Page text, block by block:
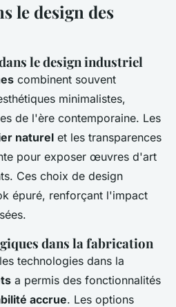
le design des
le design industriel
combinent souvent
minimalistes,
de l'ère contemporaine. Les
naturel et les transparences
pour exposer œuvres d'art
Ces choix de design
épuré, renforçant l'impact
dans la fabrication
technologies dans la
a permis des fonctionnalités
accrue. Les options